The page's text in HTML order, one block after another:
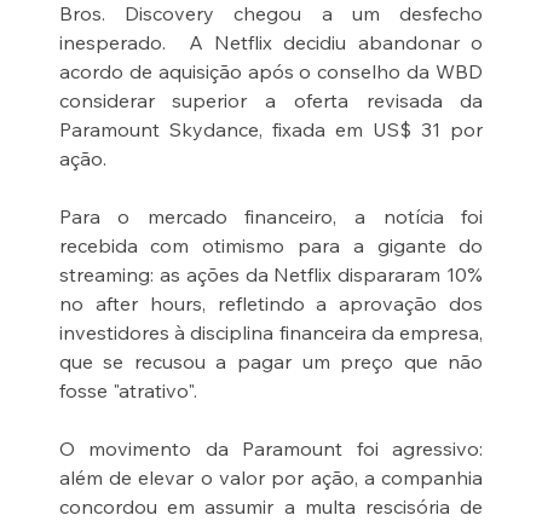
Bros. Discovery chegou a um desfecho
inesperado.  A Netflix decidiu abandonar o
acordo de aquisição após o conselho da WBD
considerar superior a oferta revisada da
Paramount Skydance, fixada em US$ 31 por
ação.
Para o mercado financeiro, a notícia foi
recebida com otimismo para a gigante do
streaming: as ações da Netflix dispararam 10%
no after hours, refletindo a aprovação dos
investidores à disciplina financeira da empresa,
que se recusou a pagar um preço que não
fosse "atrativo".
O movimento da Paramount foi agressivo:
além de elevar o valor por ação, a companhia
concordou em assumir a multa rescisória de